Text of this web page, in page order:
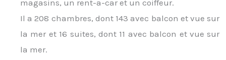
magasins, un rent-a-car et un coiffeur.
Il a 208 chambres, dont 143 avec balcon et vue sur
la mer et 16 suites, dont 11 avec balcon et vue sur
la mer.